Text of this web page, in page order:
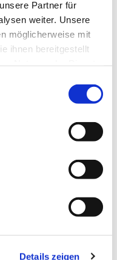
Partner für
weiter. Unsere
möglicherweise mit
ihnen bereitgestellt
Details zeigen
auch